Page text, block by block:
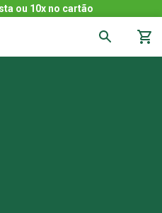
ou 10x no cartão